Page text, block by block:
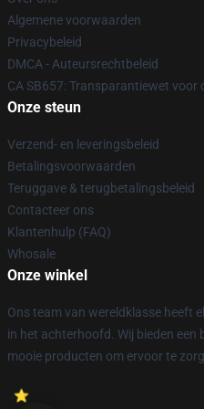
Algemene voorwaarden
Privacybeleid
DMCA - Auteursrechtbeleid
CA SB657: Transparantiewet voor
Onze steun
Verzend- en leveringsbeleid
Betalingsvoorwaarden
Teruggave & terugbetalingsbeleid
Contacteer ons
Klantenhulp (FAQ)
Whosale
Onze winkel
Ons team van wereldklasse heeft
in het achterhoofd. Wij bieden
mooie producten om ervoor te